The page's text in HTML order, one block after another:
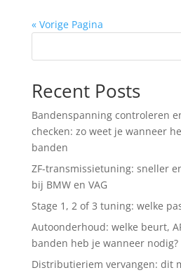
« Vorige Pagina
Recent Posts
Bandenspanning controleren
checken: zo weet je wanneer
banden
ZF-transmissietuning: sneller
bij BMW en VAG
Stage 1, 2 of 3 tuning: welke
Autoonderhoud: welke beurt,
banden heb je wanneer nodig?
Distributieriem vervangen: dit